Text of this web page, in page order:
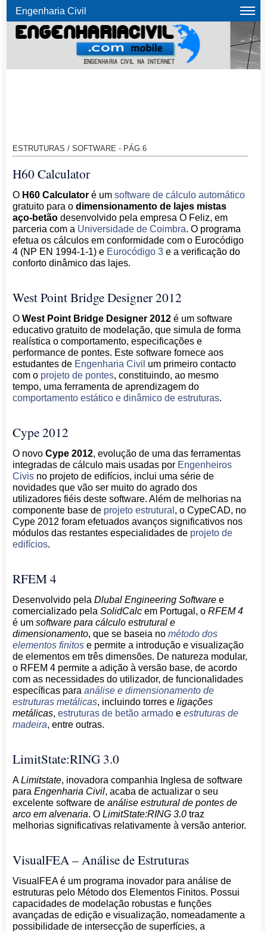
Engenharia Civil
ESTRUTURAS / SOFTWARE - PÁG.6
H60 Calculator
O H60 Calculator é umsoftware de cálculo automático
gratuito para odimensionamento de lajes mistas
aço-betão desenvolvido pela empresa O Feliz, em
parceria com a Universidade de Coimbra. O programa
efetua os cálculos em conformidade com o Eurocódigo
4 (NP EN 1994-1-1) e Eurocódigo 3 e a verificação do
conforto dinâmico das lajes.
West Point Bridge Designer 2012
OWest Point Bridge Designer 2012 é um software
educativo gratuito de modelação, que simula de forma
realística o comportamento, especificações e
performance de pontes. Este software fornece aos
estudantes de Engenharia Civil um primeiro contacto
com o projeto de pontes, constituindo, ao mesmo
tempo, uma ferramenta de aprendizagem do
comportamento estático e dinâmico de estruturas.
Cype 2012
O novo Cype 2012, evolução de uma das ferramentas
integradas de cálculo mais usadas por Engenheiros
Civis no projeto de edifícios, inclui uma série de
novidades que vão ser muito do agrado dos
utilizadores fiéis deste software. Além de melhorias na
componente base de projeto estrutural , o CypeCAD, no
Cype 2012 foram efetuados avanços significativos nos
módulos das restantes especialidades de projeto de
edifícios.
RFEM 4
Desenvolvido pelaDlubal Engineering Software e
comercializado pelaSolidCalc em Portugal, oRFEM 4
é umsoftware para cálculo estrutural e
dimensionamento, que se baseia nométodo dos
elementos finitos e permite a introdução e visualização
de elementos em três dimensões. De natureza modular,
o RFEM 4 permite a adição à versão base, de acordo
com as necessidades do utilizador, de funcionalidades
específicas paraanálise e dimensionamento de
estruturas metálicas, incluindo torres eligações
metálicas,estruturas de betão armado e estruturas de
madeira, entre outras.
LimitState:RING 3.0
ALimitstate, inovadora companhia Inglesa de software
paraEngenharia Civil, acaba de actualizar o seu
excelente software deanálise estrutural de pontes de
arco em alvenaria. OLimitState:RING 3.0 traz
melhorias significativas relativamente à versão anterior.
VisualFEA – Análise de Estruturas
VisualFEA é um programa inovador para análise de
estruturas pelo Método dos Elementos Finitos. Possui
capacidades de modelação robustas e funções
avançadas de edição e visualização, nomeadamente a
possibilidade de intersecção de superfícies, a